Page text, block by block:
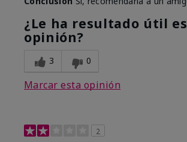
¿Le ha resultado útil
opinión?
3 0
Marcar esta opinión
2